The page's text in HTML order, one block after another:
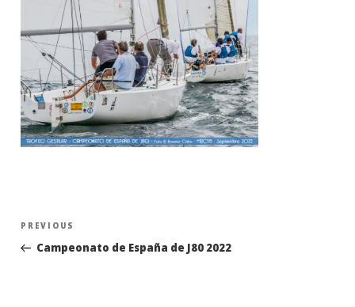
Navegación
entradas
Previous
Post
PREVIOUS
Campeonato de España de J80 2022